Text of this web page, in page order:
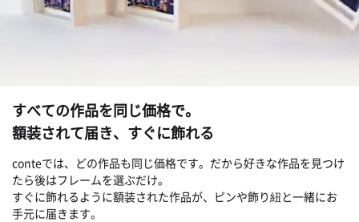
すべての作品を同じ価格で。
額装されて届き、すぐに飾れる
conteでは、どの作品も同じ価格です。だから好きな作品を見つけ
たら後はフレームを選ぶだけ。
すぐに飾れるように額装された作品が、ピンや飾り紐と一緒にお
手元に届きます。